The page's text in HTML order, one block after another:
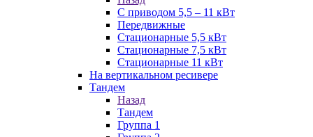
С приводом 5,5 – 11 кВт
Передвижные
Стационарные 5,5 кВт
Стационарные 7,5 кВт
Стационарные 11 кВт
На вертикальном ресивере
Тандем
Назад
Тандем
Группа 1